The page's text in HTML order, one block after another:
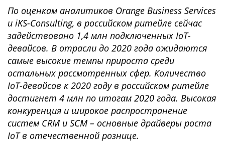
По оценкам аналитиков Orange Business Services
и iKS-Consulting, в российском ритейле сейчас
задействовано 1,4 млн подключенных IoT-
девайсов. В отрасли до 2020 года ожидаются
самые высокие темпы прироста среди
остальных рассмотренных сфер. Количество
IoT-девайсов к 2020 году в российском ритейле
достигнет 4 млн по итогам 2020 года. Высокая
конкуренция и широкое распространение
систем CRM и SCM – основные драйверы роста
IoT в отечественной рознице.